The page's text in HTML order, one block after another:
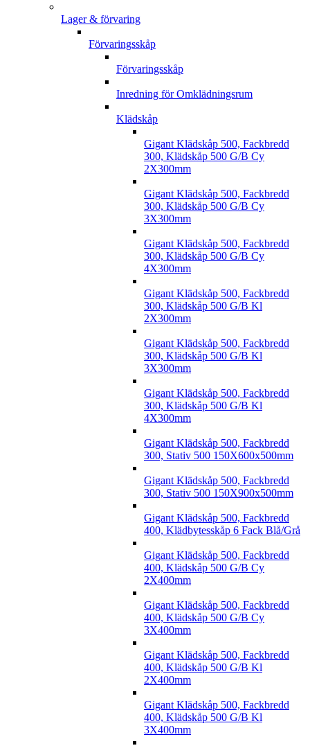
Lager & förvaring
Förvaringsskåp
Förvaringsskåp
Inredning för Omklädningsrum
Klädskåp
Gigant Klädskåp 500, Fackbredd
300, Klädskåp 500 G/B Cy
2X300mm
Gigant Klädskåp 500, Fackbredd
300, Klädskåp 500 G/B Cy
3X300mm
Gigant Klädskåp 500, Fackbredd
300, Klädskåp 500 G/B Cy
4X300mm
Gigant Klädskåp 500, Fackbredd
300, Klädskåp 500 G/B Kl
2X300mm
Gigant Klädskåp 500, Fackbredd
300, Klädskåp 500 G/B Kl
3X300mm
Gigant Klädskåp 500, Fackbredd
300, Klädskåp 500 G/B Kl
4X300mm
Gigant Klädskåp 500, Fackbredd
300, Stativ 500 150X600x500mm
Gigant Klädskåp 500, Fackbredd
300, Stativ 500 150X900x500mm
Gigant Klädskåp 500, Fackbredd
400, Klädbytesskåp 6 Fack Blå/Grå
Gigant Klädskåp 500, Fackbredd
400, Klädskåp 500 G/B Cy
2X400mm
Gigant Klädskåp 500, Fackbredd
400, Klädskåp 500 G/B Cy
3X400mm
Gigant Klädskåp 500, Fackbredd
400, Klädskåp 500 G/B Kl
2X400mm
Gigant Klädskåp 500, Fackbredd
400, Klädskåp 500 G/B Kl
3X400mm